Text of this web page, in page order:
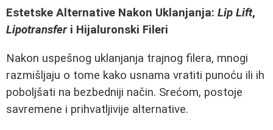
Estetske Alternative Nakon Uklanjanja: Lip Lift,
Lipotransfer i Hijaluronski Fileri
Nakon uspešnog uklanjanja trajnog filera, mnogi
razmišljaju o tome kako usnama vratiti punoću ili ih
poboljšati na bezbedniji način. Srećom, postoje
savremene i prihvatljivije alternative.